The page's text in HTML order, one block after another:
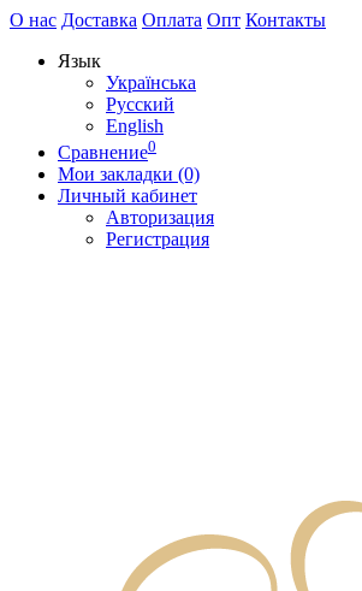
О нас Доставка Оплата Опт Контакты
Язык
Українська
Русский
English
Сравнение0
Мои закладки (0)
Личный кабинет
Авторизация
Регистрация